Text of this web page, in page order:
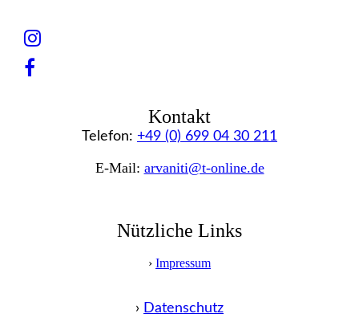
Kontakt
Telefon: +49 (0) 699 04 30 211
E-Mail: arvaniti@t-online.de
Nützliche Links
› Impressum
› Datenschutz